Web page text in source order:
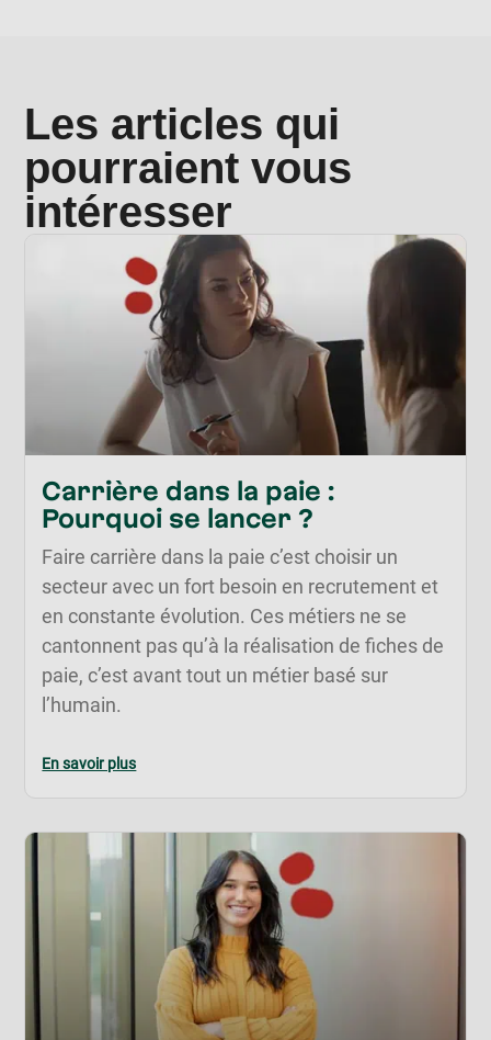
Les articles qui
pourraient vous
intéresser
Carrière dans la paie :
Pourquoi se lancer ?
Faire carrière dans la paie c’est choisir un
secteur avec un fort besoin en recrutement et
en constante évolution. Ces métiers ne se
cantonnent pas qu’à la réalisation de fiches de
paie, c’est avant tout un métier basé sur
l’humain.
En savoir plus